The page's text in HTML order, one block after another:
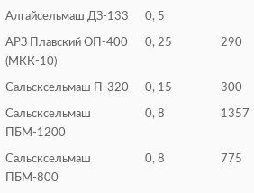
Алгайсельмаш ДЗ-133 0, 5
АРЗ Плавский ОП-400
(МКК-10)
0, 25 290
Сальсксельмаш П-320 0, 15 300
Сальсксельмаш
ПБМ-1200
0, 8 1357
Сальсксельмаш
ПБМ-800
0, 8 775